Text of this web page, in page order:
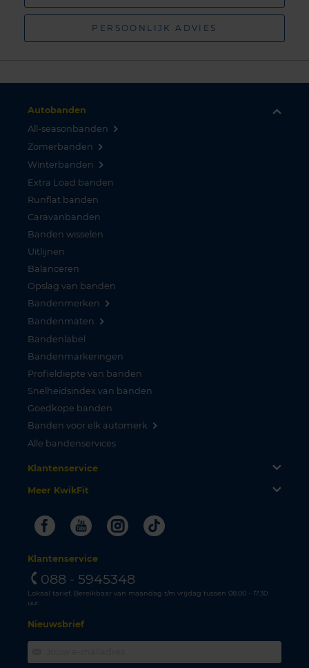
PERSOONLIJK ADVIES
Autobanden
All-seasonbanden
Zomerbanden
Winterbanden
Extra Load banden
Runflat banden
Caravanbanden
Banden wisselen
Uitlijnen
Balanceren
Opslag van banden
Bandenmerken
Bandenmaten
Bandenlabel
Bandenmarkeringen
Profieldiepte van banden
Snelheidsindex van banden
Goedkope banden
Banden voor elk automerk
Alle bandenservices
Klantenservice
Meer KwikFit
FacebookYoutubeInstagram
Tiktok
Klantenservice
088 - 5945348
Lokaal tarief. Bereikbaar van maandag t/m vrijdag tussen 08.00 - 17.30
uur.
Nieuwsbrief